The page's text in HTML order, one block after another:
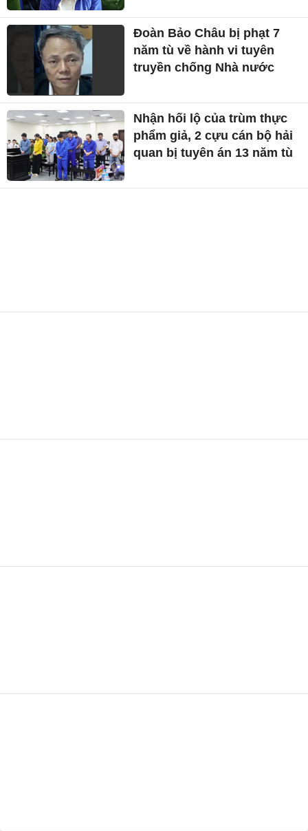
Đoàn Bảo Châu bị phạt 7
năm tù về hành vi tuyên
truyền chống Nhà nước
Nhận hối lộ của trùm thực
phẩm giả, 2 cựu cán bộ hải
quan bị tuyên án 13 năm tù